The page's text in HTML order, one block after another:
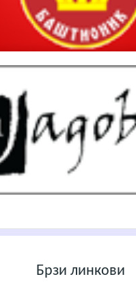
Брзи линкови